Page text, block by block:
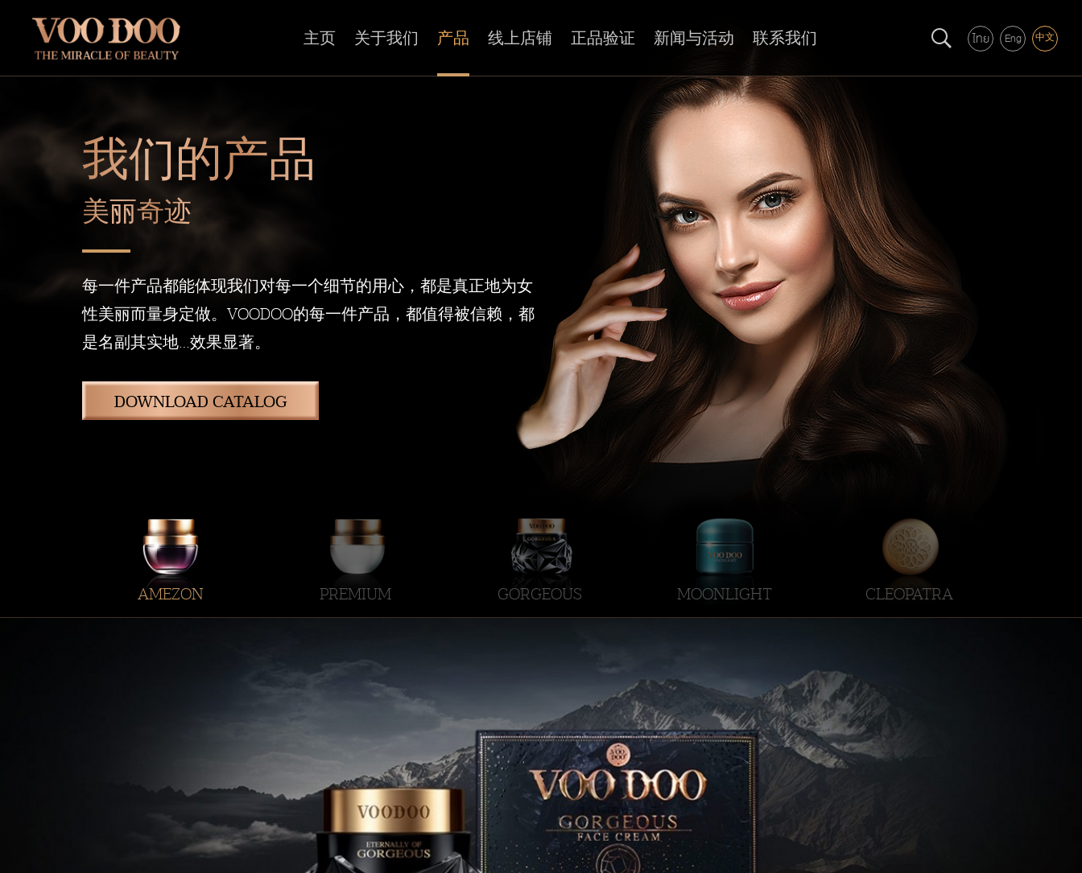
主页 关于我们 产品 线上店铺 正品验证 新闻与活动 联系我们 ไทย Eng 中文
我们的产品
美丽奇迹
每一件产品都能体现我们对每一个细节的用心，都是真正地为女
性美丽而量身定做。VOODOO的每一件产品，都值得被信赖，都
是名副其实地…效果显著。
DOWNLOAD CATALOG
AMEZON PREMIUM GORGEOUS MOONLIGHT CLEOPATRA